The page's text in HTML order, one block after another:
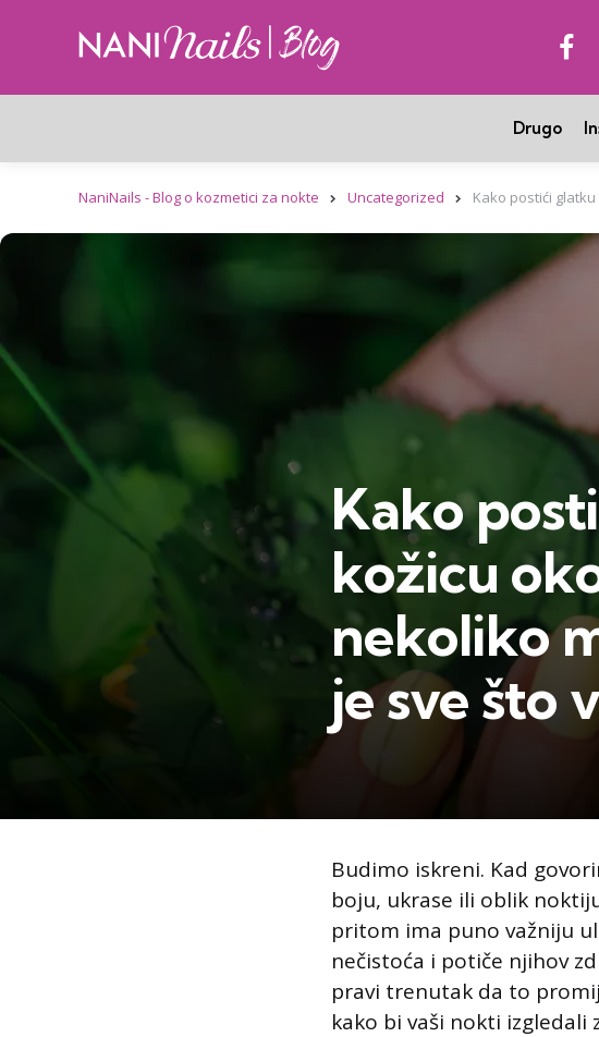
Drugo
NaniNails - Blog o kozmetici za nokte Uncategorized Kako postići
Kako
kožicu
nekoliko
je sve što
Budimo iskreni. Kad
boju, ukrase ili oblik
pritom ima puno važniju
nečistoća i potiče njihov
pravi trenutak da to
kako bi vaši nokti izgledali